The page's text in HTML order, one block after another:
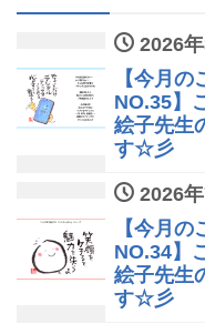
2026
【今月
NO.35】
絵子先生
す☆彡
2026
【今月
NO.34】
絵子先生
す☆彡